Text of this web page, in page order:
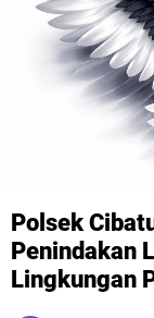
Polsek
Penindakan
Lingkungan